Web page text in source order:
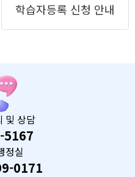
학습자등록 신청 안내
및 상담
5167
정실
0171